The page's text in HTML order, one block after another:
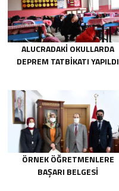
ALUCRADAKI OKULLARDA
DEPREM TATBIKATI YAPILDI
ÖRNEK ÖĞRETMENLERE
BAŞARI BELGESI